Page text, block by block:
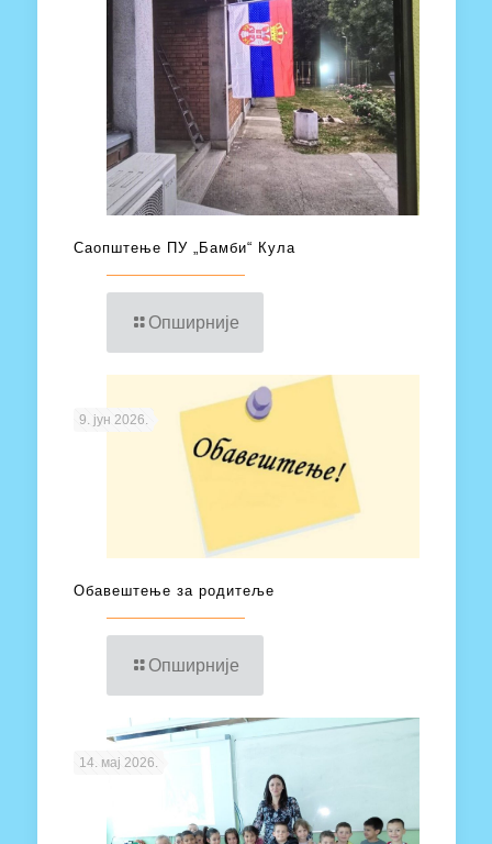
Саопштење ПУ „Бамби“ Кула
Опширније
9. јун 2026.
Обавештење за родитеље
Опширније
14. мај 2026.